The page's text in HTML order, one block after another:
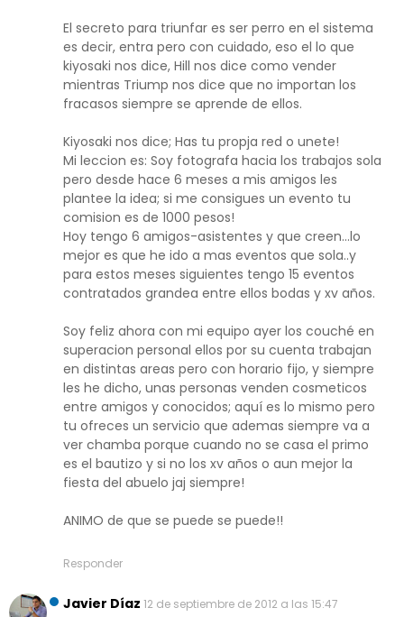
El secreto para triunfar es ser perro en el sistema
es decir, entra pero con cuidado, eso el lo que
kiyosaki nos dice, Hill nos dice como vender
mientras Triump nos dice que no importan los
fracasos siempre se aprende de ellos.
Kiyosaki nos dice; Has tu propja red o unete!
Mi leccion es: Soy fotografa hacia los trabajos sola
pero desde hace 6 meses a mis amigos les
plantee la idea; si me consigues un evento tu
comision es de 1000 pesos!
Hoy tengo 6 amigos-asistentes y que creen...lo
mejor es que he ido a mas eventos que sola..y
para estos meses siguientes tengo 15 eventos
contratados grandea entre ellos bodas y xv años.
Soy feliz ahora con mi equipo ayer los couché en
superacion personal ellos por su cuenta trabajan
en distintas areas pero con horario fijo, y siempre
les he dicho, unas personas venden cosmeticos
entre amigos y conocidos; aquí es lo mismo pero
tu ofreces un servicio que ademas siempre va a
ver chamba porque cuando no se casa el primo
es el bautizo y si no los xv años o aun mejor la
fiesta del abuelo jaj siempre!
ANIMO de que se puede se puede!!
Responder
Javier Díaz 12 de septiembre de 2012 a las 15:47